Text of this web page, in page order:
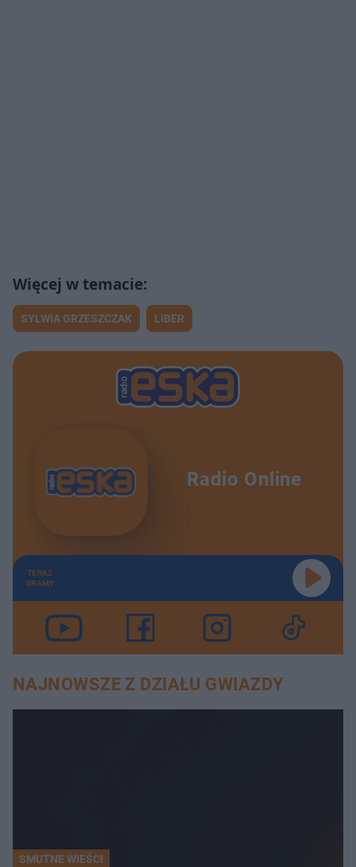
SYLWIA GRZESZCZAK LIBER
Radio Online
TERAZ
GRAMY
NAJNOWSZE Z DZIAŁU GWIAZDY
SMUTNE WIEŚCI